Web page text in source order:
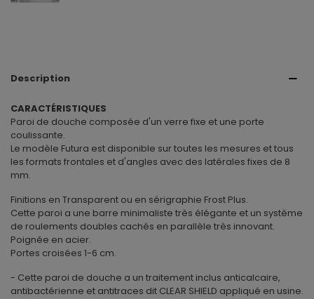
Description
CARACTÉRISTIQUES
Paroi de douche composée d'un verre fixe et une porte
coulissante.
Le modèle Futura est disponible sur toutes les mesures et tous
les formats frontales et d'angles avec des latérales fixes de 8
mm.
Finitions en Transparent ou en sérigraphie Frost Plus.
Cette paroi a une barre minimaliste très élégante et un système
de roulements doubles cachés en parallèle très innovant.
Poignée en acier.
Portes croisées 1-6 cm.
- Cette paroi de douche a un traitement inclus anticalcaire,
antibactérienne et antitraces dit CLEAR SHIELD appliqué en usine.